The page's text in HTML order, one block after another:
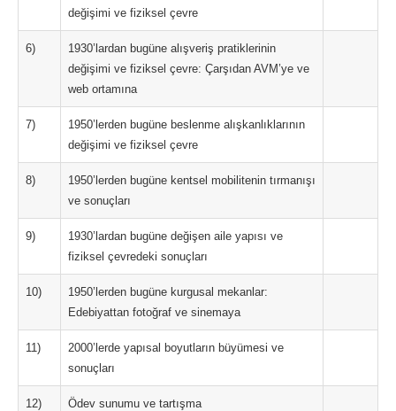
değişimi ve fiziksel çevre
6)
1930’lardan bugüne alışveriş pratiklerinin
değişimi ve fiziksel çevre: Çarşıdan AVM’ye ve
web ortamına
7)
1950’lerden bugüne beslenme alışkanlıklarının
değişimi ve fiziksel çevre
8)
1950’lerden bugüne kentsel mobilitenin tırmanışı
ve sonuçları
9)
1930’lardan bugüne değişen aile yapısı ve
fiziksel çevredeki sonuçları
10)
1950’lerden bugüne kurgusal mekanlar:
Edebiyattan fotoğraf ve sinemaya
11)
2000’lerde yapısal boyutların büyümesi ve
sonuçları
12) Ödev sunumu ve tartışma